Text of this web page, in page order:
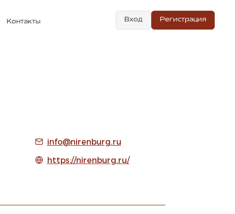
Контакты Вход Регистрация
info@nirenburg.ru
https://nirenburg.ru/